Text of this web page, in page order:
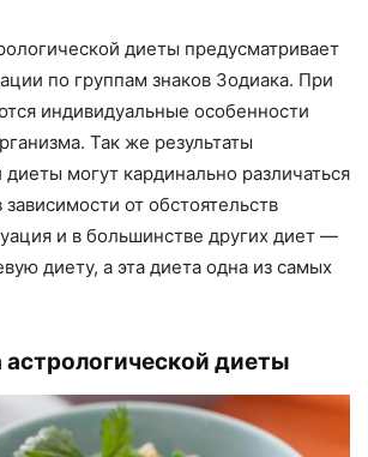
диеты предусматривает
по группам знаков Зодиака. При
индивидуальные особенности
Так же результаты
диеты могут кардинально различаться
от обстоятельств
и в большинстве других диет —
диету, а эта диета одна из самых
диеты